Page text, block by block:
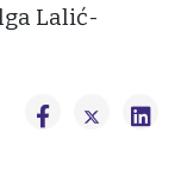
Lalić-